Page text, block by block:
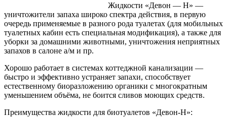
Жидкости «Девон — Н» —
уничтожители запаха широко спектра действия, в первую
очередь применяемые в разного рода туалетах (для мобильных
туалетных кабин есть специальная модификация), а также для
уборки за домашними животными, уничтожения неприятных
запахов в салоне а/м и пр.
Хорошо работает в системах коттеджной канализации —
быстро и эффективно устраняет запахи, способствует
естественному биоразложению органики с многократным
уменьшением объёма, не боится сливов моющих средств.
Преимущества жидкости для биотуалетов «Девон-Н»: